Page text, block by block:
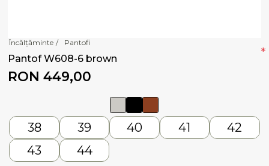
Încălțăminte / Pantofi
Pantof W608-6 brown
RON 449,00
*
38 39 40 41
42
43
44